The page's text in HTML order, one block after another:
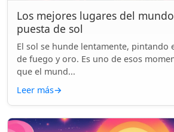
Los mejores lugares del
puesta de sol
El sol se hunde lentamente, pintando
de fuego y oro. Es uno de esos
que el mund...
Leer más→